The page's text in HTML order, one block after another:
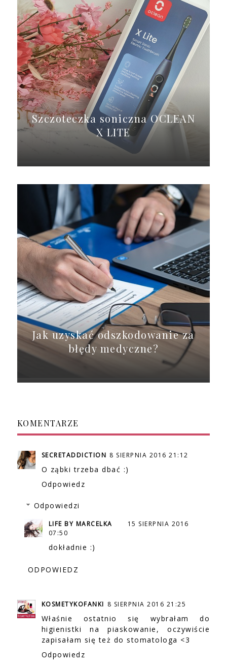
Szczoteczka soniczna OCLEAN
X LITE
Jak uzyskać odszkodowanie za
błędy medyczne?
KOMENTARZE
SECRETADDICTION 8 SIERPNIA 2016 21:12
O ząbki trzeba dbać :)
Odpowiedz
Odpowiedzi
LIFE BY MARCELKA
15 SIERPNIA 2016
07:50
dokładnie :)
ODPOWIEDZ
KOSMETYKOFANKI 8 SIERPNIA 2016 21:25
Właśnie ostatnio się wybrałam do
higienistki na piaskowanie, oczywiście
zapisałam się też do stomatologa <3
Odpowiedz